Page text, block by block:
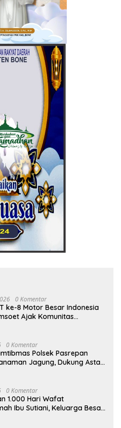
0 Komentar
ke-8 Motor Besar Indonesia
Ajak Komunitas
Pecah Belah Bangsa
0 Komentar
Polsek Pasrepan
Jagung, Dukung Asta
0 Komentar
1.000 Hari Wafat
Ibu Sutiani, Keluarga Besar